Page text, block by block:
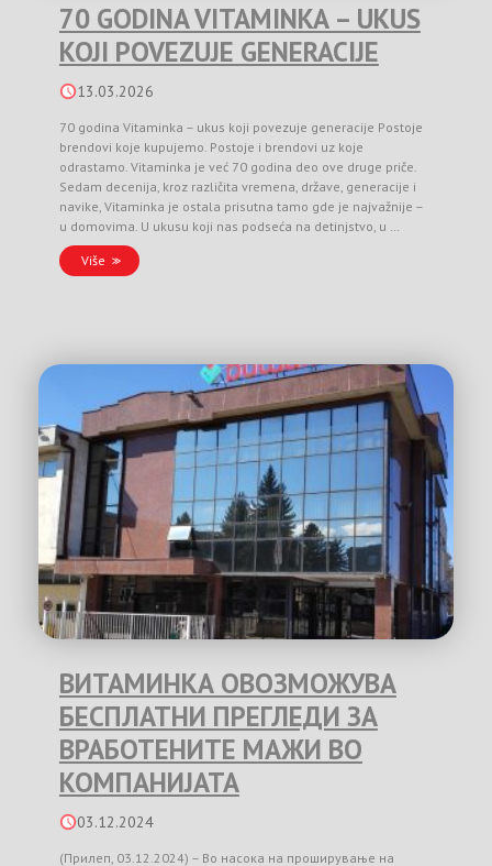
70 GODINA VITAMINKA – UKUS
KOJI POVEZUJE GENERACIJE
13.03.2026
70 godina Vitaminka – ukus koji povezuje generacije Postoje
brendovi koje kupujemo. Postoje i brendovi uz koje
odrastamo. Vitaminka je već 70 godina deo ove druge priče.
Sedam decenija, kroz različita vremena, države, generacije i
navike, Vitaminka je ostala prisutna tamo gde je najvažnije –
u domovima. U ukusu koji nas podseća na detinjstvo, u …
Više
ВИТАМИНКА ОВОЗМОЖУВА
БЕСПЛАТНИ ПРЕГЛЕДИ ЗА
ВРАБОТЕНИТЕ МАЖИ ВО
КОМПАНИЈАТА
03.12.2024
(Прилеп, 03.12.2024) – Во насока на проширување на